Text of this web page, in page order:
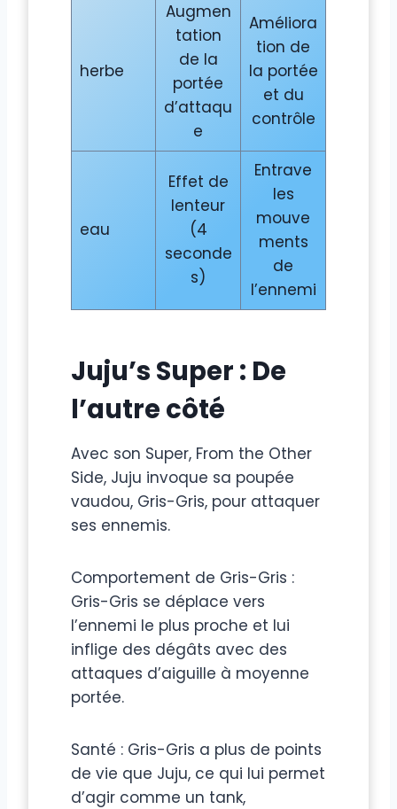
herbe
Augmen
tation
de la
portée
d’attaqu
e
Améliora
tion de
la portée
et du
contrôle
eau
Effet de
lenteur
(4
seconde
s)
Entrave
les
mouve
ments
de
l’ennemi
Juju’s Super : De
l’autre côté
Avec son Super, From the Other
Side, Juju invoque sa poupée
vaudou, Gris-Gris, pour attaquer
ses ennemis.
Comportement de Gris-Gris :
Gris-Gris se déplace vers
l’ennemi le plus proche et lui
inflige des dégâts avec des
attaques d’aiguille à moyenne
portée.
Santé : Gris-Gris a plus de points
de vie que Juju, ce qui lui permet
d’agir comme un tank,